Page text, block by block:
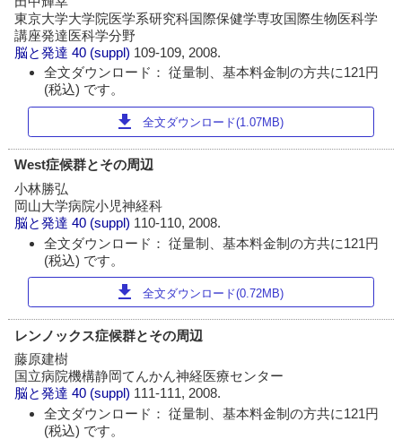
東京大学大学院医学系研究科国際保健学専攻国際生物医科学
講座発達医科学分野
脳と発達 40 (suppl) 109-109, 2008.
全文ダウンロード： 従量制、基本料金制の方共に121円
(税込) です。
download 全文ダウンロード(1.07MB)
West症候群とその周辺
小林勝弘
岡山大学病院小児神経科
脳と発達 40 (suppl) 110-110, 2008.
全文ダウンロード： 従量制、基本料金制の方共に121円
(税込) です。
download 全文ダウンロード(0.72MB)
レンノックス症候群とその周辺
藤原建樹
国立病院機構静岡てんかん神経医療センター
脳と発達 40 (suppl) 111-111, 2008.
全文ダウンロード： 従量制、基本料金制の方共に121円
(税込) です。